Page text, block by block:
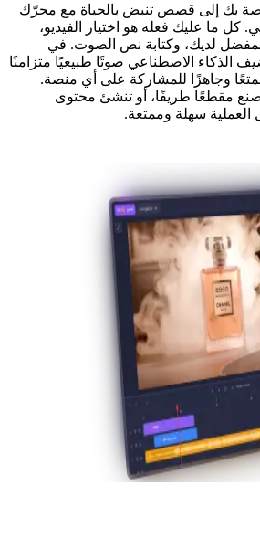
بك إلى قصص تنبض بالحياة مع محرّك
كل ما عليك فعله هو اختيار الفيديو،
لديك، وكتابة نص الصوت. في
الاصطناعي صوتًا طبيعيًا متزامنًا
وجاهزًا للمشاركة على أي منصة.
مقطعًا طريفًا، أو تنشئ محتوى
العملية سهلة وممتعة.